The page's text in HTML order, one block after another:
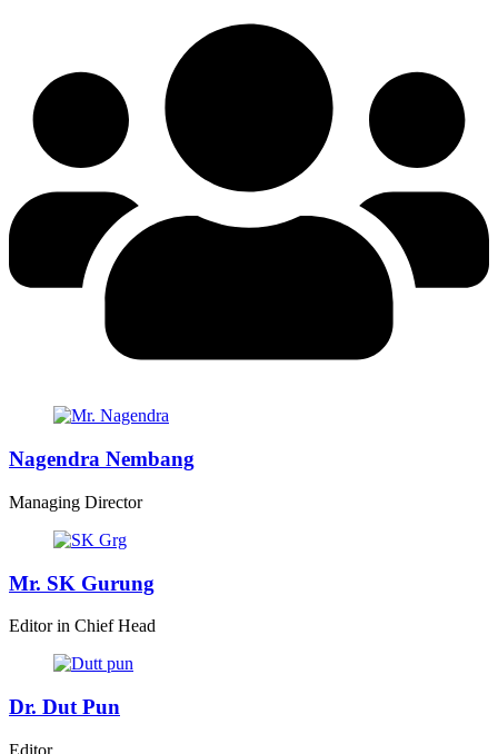
Nagendra Nembang
Managing Director
Mr. SK Gurung
Editor in Chief Head
Dr. Dut Pun
Editor